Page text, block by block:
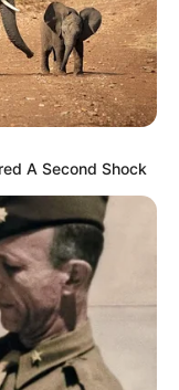
A Second Shock